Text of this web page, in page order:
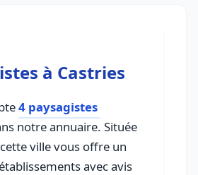
à Castries
4 paysagistes
notre annuaire. Située
ville vous offre un
avec avis